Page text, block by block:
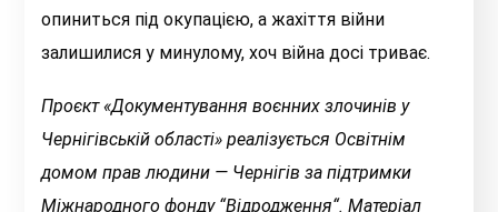
опиниться під окупацією, а жахіття війни
залишилися у минулому, хоч війна досі триває.
Проєкт «Документування воєнних злочинів у
Чернігівській області» реалізується Освітнім
домом прав людини — Чернігів за підтримки
Міжнародного фонду “Відродження“. Матеріал